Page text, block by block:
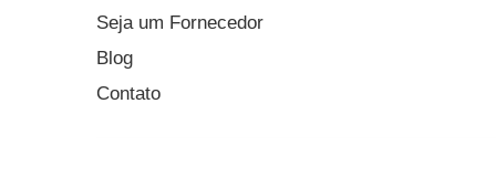
Seja um Fornecedor
Blog
Contato